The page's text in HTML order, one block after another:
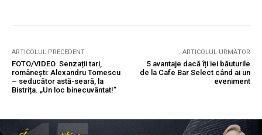
ARTICOLUL PRECEDENT
FOTO/VIDEO. Senzații tari,
românești: Alexandru Tomescu
– seducător astă-seară, la
Bistrița. „Un loc binecuvântat!”
ARTICOLUL URMĂTOR
5 avantaje dacă îți iei băuturile
de la Cafe Bar Select când ai un
eveniment